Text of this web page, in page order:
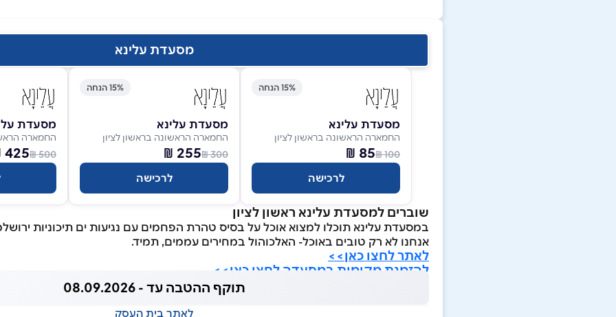
מסעדת עלינא
15% הנחה
מסעדת עלינא
החמארה הראשונה בראשון לציון
100 ₪
85 ₪
לרכישה
15% הנחה
מסעדת עלינא
החמארה הראשונה בראשון לציון
300 ₪
255 ₪
לרכישה
מסעדת
החמארה
500 ₪
425 ₪
שוברים למסעדת עלינא ראשון לציון
במסעדת עלינא תוכלו למצוא אוכל על בסיס טהרת הפחמים עם נגיעות ים תיכוניות
אנחנו לא רק טובים באוכל- האלכוהול במחירים עממים, תמיד.
לאתר לחצו כאן>>
להזמנת מקומות במסעדה לחצו כאן>>
תוקף ההטבה עד - 08.09.2026
לאתר בית העסק